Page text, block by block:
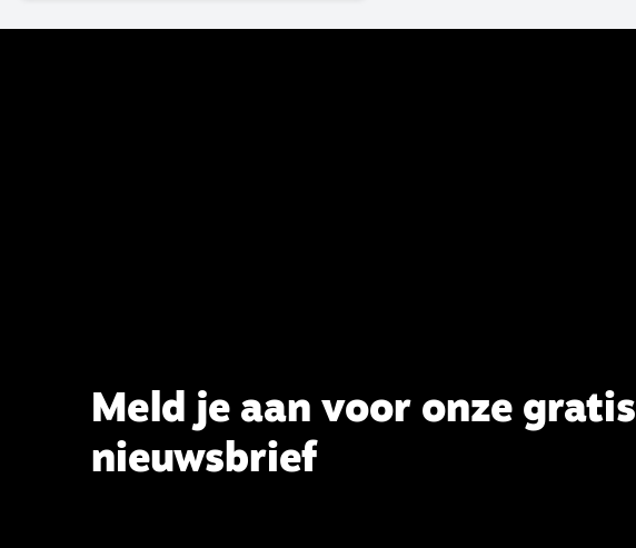
2023 de opdracht om haar analyse
Meld je aan voor onze gratis
nieuwsbrief